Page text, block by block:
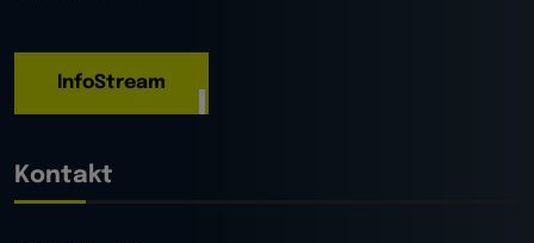
InfoStream
Kontakt